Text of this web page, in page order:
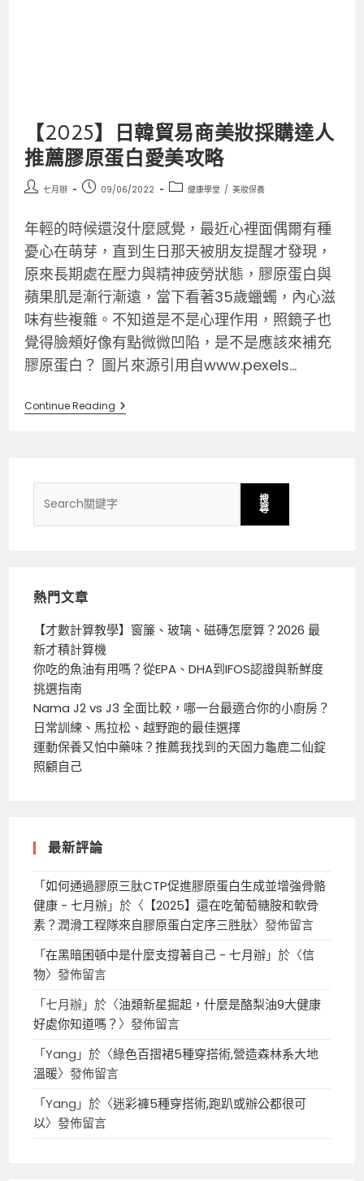
【2025】日韓貿易商美妝採購達人
推薦膠原蛋白愛美攻略
七月辦 09/06/2022 健康學堂 / 美妝保養
年輕的時候還沒什麼感覺，最近心裡面偶爾有種
憂心在萌芽，直到生日那天被朋友提醒才發現，
原來長期處在壓力與精神疲勞狀態，膠原蛋白與
蘋果肌是漸行漸遠，當下看著35歲蠟蠋，內心滋
味有些複雜。不知道是不是心理作用，照鏡子也
覺得臉頰好像有點微微凹陷，是不是應該來補充
膠原蛋白？ 圖片來源引用自www.pexels...
Continue Reading
搜
尋
熱門文章
【才數計算教學】窗簾、玻璃、磁磚怎麼算？2026 最
新才積計算機
你吃的魚油有用嗎？從EPA、DHA到IFOS認證與新鮮度
挑選指南
Nama J2 vs J3 全面比較，哪一台最適合你的小廚房？
日常訓練、馬拉松、越野跑的最佳選擇
運動保養又怕中藥味？推薦我找到的天固力龜鹿二仙錠
照顧自己
最新評論
「如何通過膠原三肽CTP促進膠原蛋白生成並增強骨骼
健康 - 七月辦」於〈 【2025】還在吃葡萄糖胺和軟骨
素？潤滑工程隊來自膠原蛋白定序三胜肽〉發佈留言
「在黑暗困頓中是什麼支撐著自己 - 七月辦」於〈信
物〉發佈留言
「七月辦」於〈油類新星掘起，什麼是酪梨油9大健康
好處你知道嗎？ 〉發佈留言
「Yang 」於〈綠色百摺裙5種穿搭術,營造森林系大地
溫暖〉發佈留言
「Yang 」於〈迷彩褲5種穿搭術,跑趴或辦公都很可
以〉發佈留言